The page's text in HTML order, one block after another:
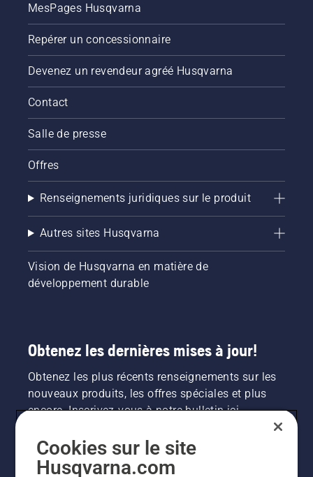
MesPages Husqvarna
Repérer un concessionnaire
Devenez un revendeur agréé Husqvarna
Contact
Salle de presse
Offres
Renseignements juridiques sur le produit
Autres sites Husqvarna
Vision de Husqvarna en matière de
développement durable
Obtenez les dernières mises à jour!
Obtenez les plus récents renseignements sur les
nouveaux produits, les offres spéciales et plus
encore. Inscrivez-vous à notre bulletin ici.
INSCRIPTION À LA NEWSLETTER
Cookies sur le site
Husqvarna.com